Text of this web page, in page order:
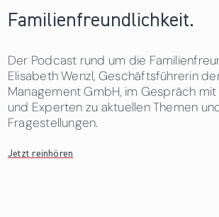
Familienfreundlichkeit.
Der Podcast rund um die
Elisabeth Wenzl, Geschäftsführerin
Management GmbH, im Gespräch
und Experten zu aktuellen Themen
Fragestellungen.
Jetzt reinhören